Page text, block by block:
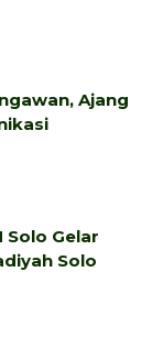
Ajang
Solo Gelar
Solo